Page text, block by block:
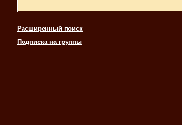
Расширенный поиск
Подписка на группы